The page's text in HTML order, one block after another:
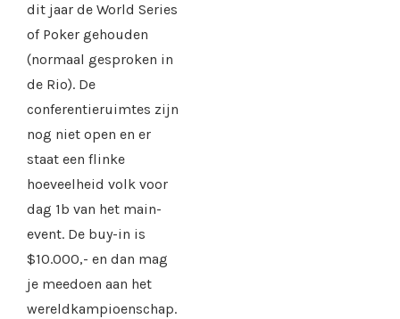
dit jaar de World Series
of Poker gehouden
(normaal gesproken in
de Rio). De
conferentieruimtes zijn
nog niet open en er
staat een flinke
hoeveelheid volk voor
dag 1b van het main-
event. De buy-in is
$10.000,- en dan mag
je meedoen aan het
wereldkampioenschap.